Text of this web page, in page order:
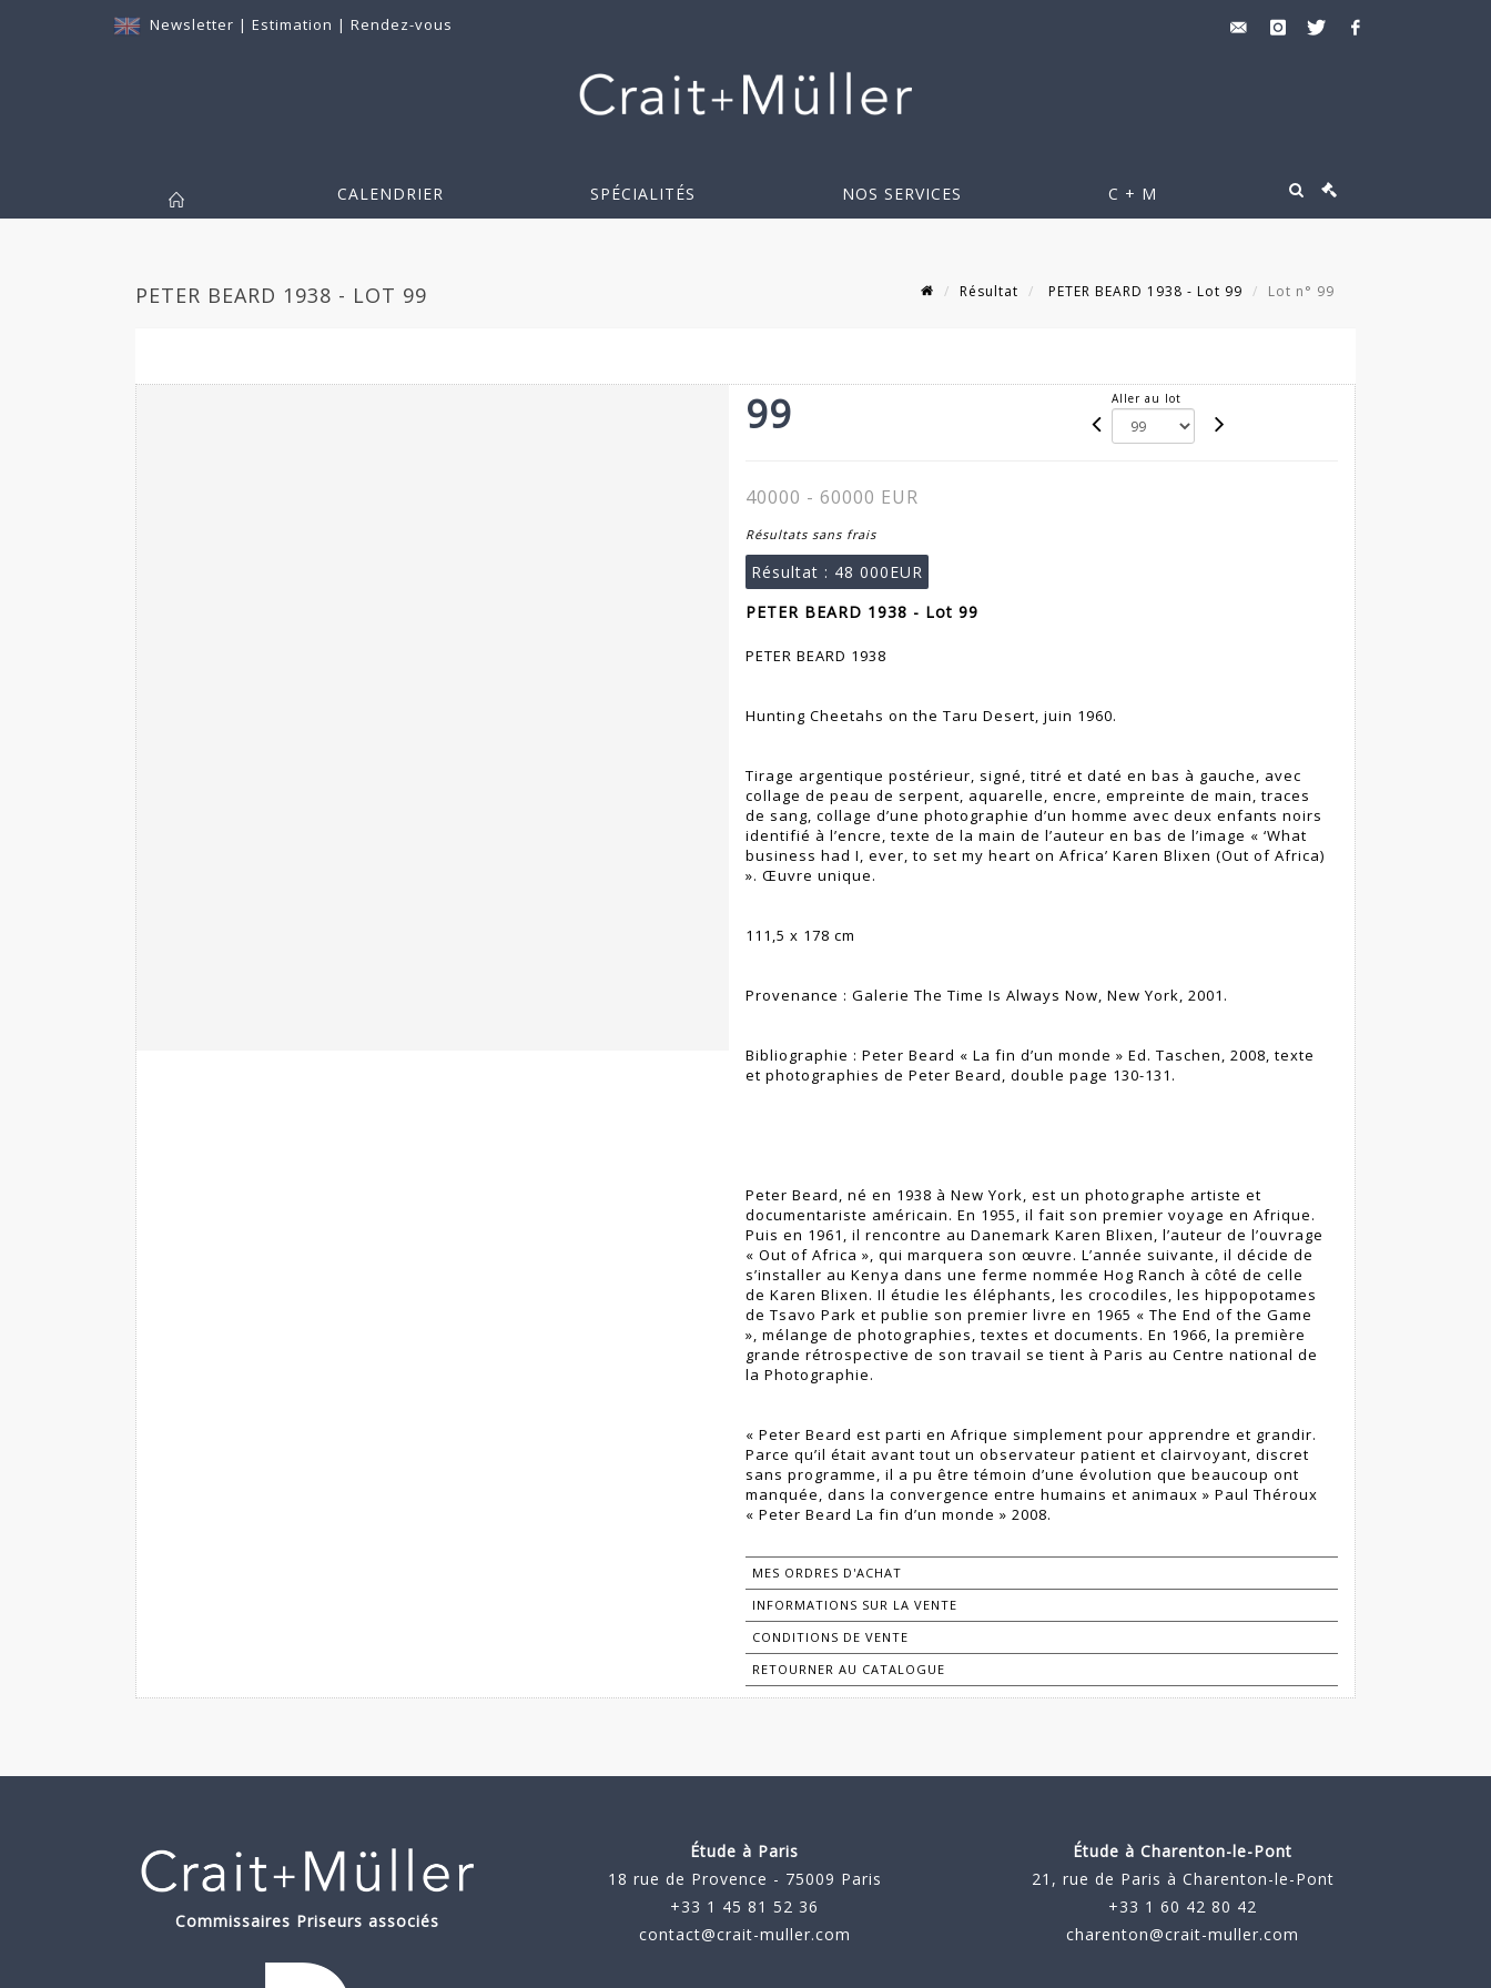
Newsletter | Estimation | Rendez-vous
CALENDRIER SPÉCIALITÉS NOS SERVICES C + M
PETER BEARD 1938 - LOT 99 Résultat PETER BEARD 1938 - Lot 99 Lot n° 99
99 Aller au lot
40000 - 60000 EUR
Résultats sans frais
Résultat : 48 000EUR
PETER BEARD 1938 - Lot 99
PETER BEARD 1938
Hunting Cheetahs on the Taru Desert, juin 1960.
Tirage argentique postérieur, signé, titré et daté en bas à gauche, avec
collage de peau de serpent, aquarelle, encre, empreinte de main, traces
de sang, collage d’une photographie d’un homme avec deux enfants noirs
identifié à l’encre, texte de la main de l’auteur en bas de l’image « ‘What
business had I, ever, to set my heart on Africa’ Karen Blixen (Out of Africa)
». Œuvre unique.
111,5 x 178 cm
Provenance : Galerie The Time Is Always Now, New York, 2001.
Bibliographie : Peter Beard « La fin d’un monde » Ed. Taschen, 2008, texte
et photographies de Peter Beard, double page 130-131.
Peter Beard, né en 1938 à New York, est un photographe artiste et
documentariste américain. En 1955, il fait son premier voyage en Afrique.
Puis en 1961, il rencontre au Danemark Karen Blixen, l’auteur de l’ouvrage
« Out of Africa », qui marquera son œuvre. L’année suivante, il décide de
s’installer au Kenya dans une ferme nommée Hog Ranch à côté de celle
de Karen Blixen. Il étudie les éléphants, les crocodiles, les hippopotames
de Tsavo Park et publie son premier livre en 1965 « The End of the Game
», mélange de photographies, textes et documents. En 1966, la première
grande rétrospective de son travail se tient à Paris au Centre national de
la Photographie.
« Peter Beard est parti en Afrique simplement pour apprendre et grandir.
Parce qu’il était avant tout un observateur patient et clairvoyant, discret
sans programme, il a pu être témoin d’une évolution que beaucoup ont
manquée, dans la convergence entre humains et animaux » Paul Théroux
« Peter Beard La fin d’un monde » 2008.
MES ORDRES D'ACHAT
INFORMATIONS SUR LA VENTE
CONDITIONS DE VENTE
RETOURNER AU CATALOGUE
Commissaires Priseurs associés
Étude à Paris
18 rue de Provence - 75009 Paris
+33 1 45 81 52 36
contact@crait-muller.com
Étude àCharenton-le-Pont
21, rue de Paris à Charenton-le-Pont
+33 1 60 42 80 42
charenton@crait-muller.com